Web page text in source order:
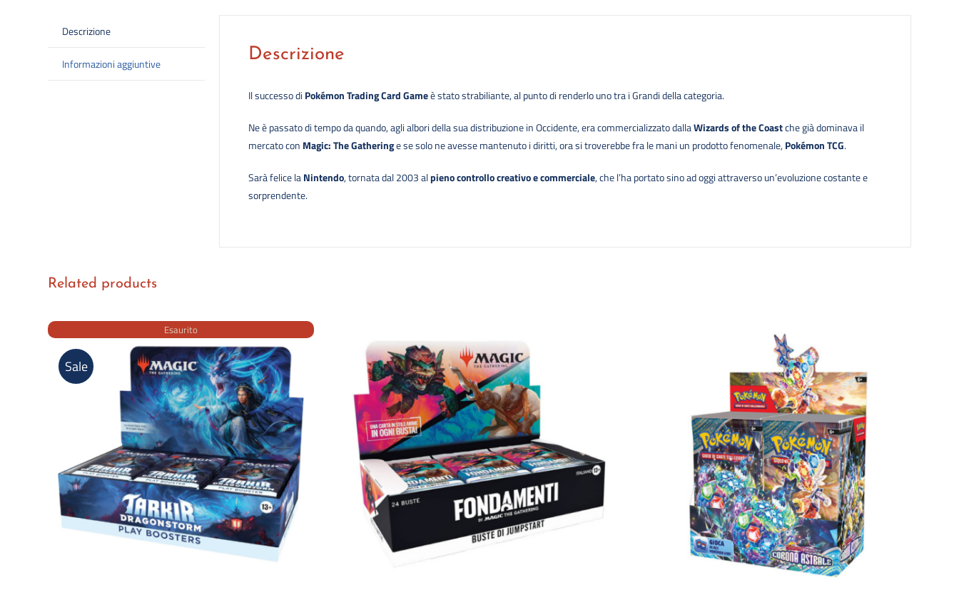
Descrizione
Informazioni aggiuntive Descrizione
Il successo di Pokémon Trading Card Gameè stato strabiliante, al punto di renderlo uno tra i Grandi della categoria.
Ne è passato di tempo da quando, agli albori della sua distribuzione in Occidente, era commercializzato dallaWizards of the Coastche già dominava il
mercato con Magic: The Gatheringe se solo ne avesse mantenuto i diritti, ora si troverebbe fra le mani un prodotto fenomenale,Pokémon TCG.
Sarà felice laNintendo, tornata dal 2003 alpieno controllo creativo e commerciale, che l’ha portato sino ad oggi attraverso un’evoluzione costante e
sorprendente.
Related products
Esaurito
Sale